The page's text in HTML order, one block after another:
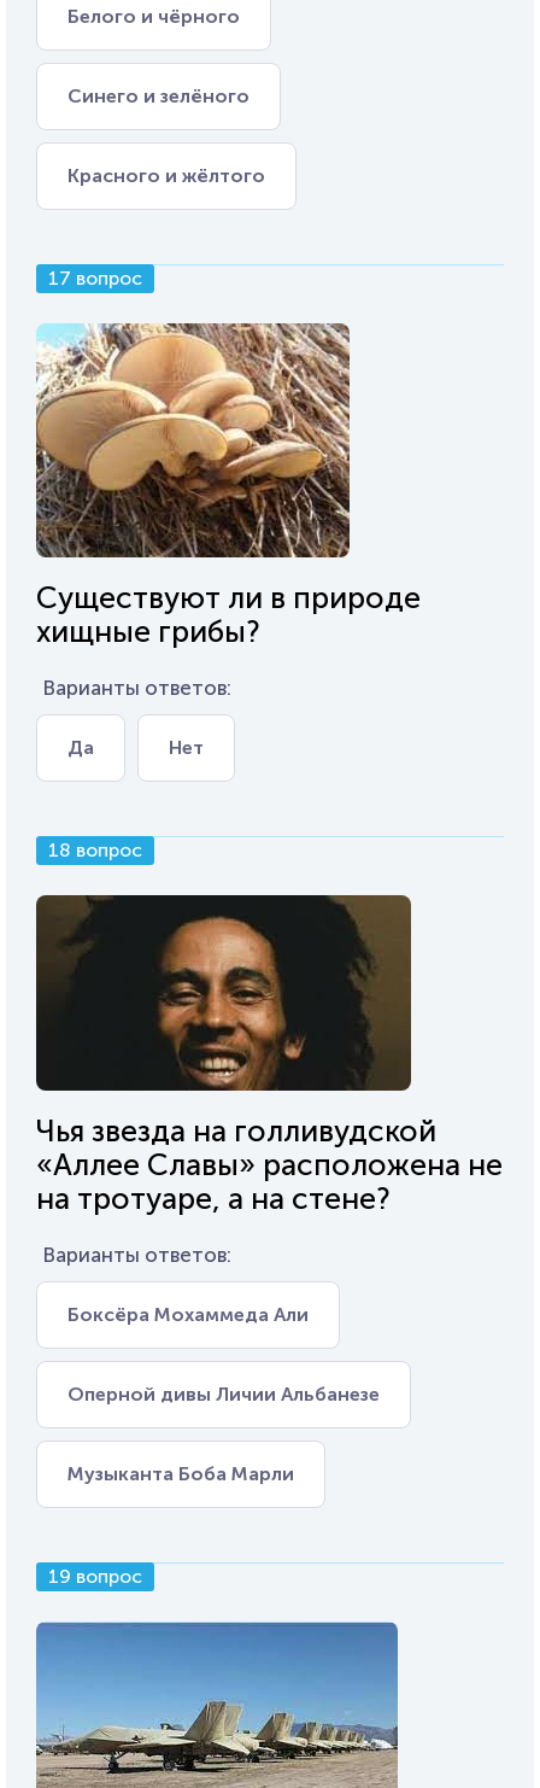
Белого и чёрного
Синего и зелёного
Красного и жёлтого
17 вопрос
Существуют ли в природе
хищные грибы?
Варианты ответов:
Да Нет
18 вопрос
Чья звезда на голливудской
«Аллее Славы» расположена не
на тротуаре, а на стене?
Варианты ответов:
Боксёра Мохаммеда Али
Оперной дивы Личии Альбанезе
Музыканта Боба Марли
19 вопрос